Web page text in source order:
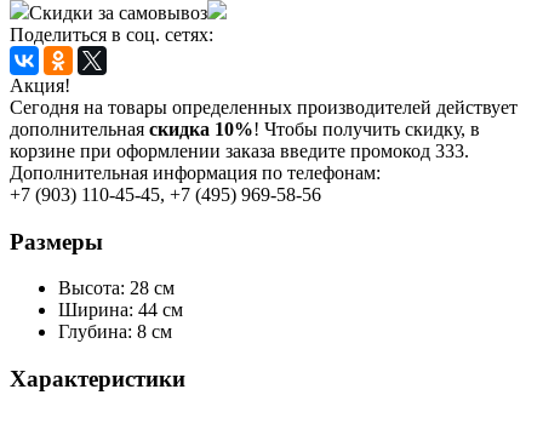
Скидки за самовывоз
Поделиться в соц. сетях:
Акция!
Сегодня на товары определенных производителей действует
дополнительная скидка 10%! Чтобы получить скидку, в
корзине при оформлении заказа введите промокод 333.
Дополнительная информация по телефонам:
+7 (903) 110-45-45, +7 (495) 969-58-56
Размеры
Высота: 28 см
Ширина: 44 см
Глубина: 8 см
Характеристики